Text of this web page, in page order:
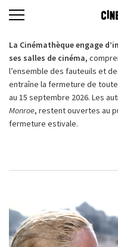
La Cinémathèque engage
ses salles de cinéma,
l’ensemble des fauteuils et
entraîne la fermeture de
au 15 septembre 2026. Les
Monroe, restent ouvertes au
fermeture estivale.